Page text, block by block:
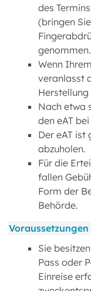
des
(bringen
genommen.
Wenn
veranlasst
Herstellung
Nach etwa
den eAT
Der eAT ist
abzuholen.
Für die
fallen
Form der
Behörde.
Voraussetzungen
Sie
Pass oder
Einreise